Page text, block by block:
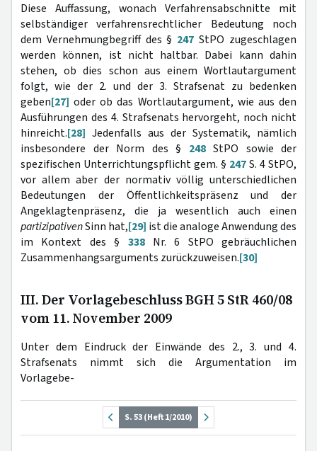
Diese Auffassung, wonach Verfahrensabschnitte mit
selbständiger verfahrensrechtlicher Bedeutung noch
dem Vernehmungbegriff des § 247 StPO zugeschlagen
werden können, ist nicht haltbar. Dabei kann dahin
stehen, ob dies schon aus einem Wortlautargument
folgt, wie der 2. und der 3. Strafsenat zu bedenken
geben[27] oder ob das Wortlautargument, wie aus den
Ausführungen des 4. Strafsenats hervorgeht, noch nicht
hinreicht.[28] Jedenfalls aus der Systematik, nämlich
insbesondere der Norm des § 248StPO sowie der
spezifischen Unterrichtungspflicht gem. § 247S. 4 StPO,
vor allem aber der normativ völlig unterschiedlichen
Bedeutungen der Öffentlichkeitspräsenz und der
Angeklagtenpräsenz, die ja wesentlich auch einen
partizipativenSinn hat,[29] ist die analoge Anwendung des
im Kontext des § 338Nr. 6 StPO gebräuchlichen
Zusammenhangsarguments zurückzuweisen.[30]
III. Der Vorlagebeschluss BGH 5 StR 460/08
vom 11. November 2009
Unter dem Eindruck der Einwände des 2., 3. und 4.
Strafsenats nimmt sich die Argumentation im
Vorlagebe-
S. 53 (Heft 1/2010)